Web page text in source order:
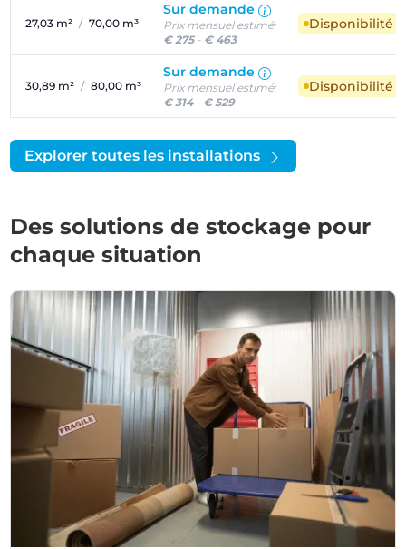
27,03 m² / 70,00 m³
Sur demande
Prix mensuel estimé:
€ 275- € 463
Disponibilité
30,89 m² / 80,00 m³
Sur demande
Prix mensuel estimé:
€ 314- € 529
Disponibilité
Explorer toutes les installations
Des solutions de stockage pour
chaque situation